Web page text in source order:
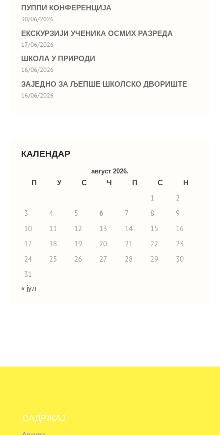
ПУППИ КОНФЕРЕНЦИЈА
30/06/2026
ЕКСКУРЗИЈИ УЧЕНИКА ОСМИХ РАЗРЕДА
17/06/2026
ШКОЛА У ПРИРОДИ
16/06/2026
ЗАЈЕДНО ЗА ЉЕПШЕ ШКОЛСКО ДВОРИШТЕ
16/06/2026
КАЛЕНДАР
август 2026.
П У С Ч П С
Н
1
2
3
4 5 6 7 8
9
10
11 12 13 14 15
16
17
18 19 20 21 22
23
24
25 26 27 28 29
30
31
« јул
САДРЖАЈ